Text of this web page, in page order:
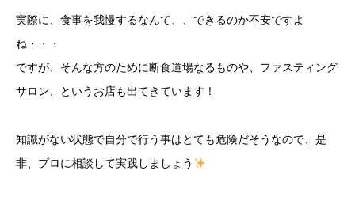
実際に、食事を我慢するなんて、、できるのか不安ですよ
ね・・・
ですが、そんな方のために断食道場なるものや、ファスティング
サロン、というお店も出てきています！
知識がない状態で自分で行う事はとても危険だそうなので、是
非、プロに相談して実践しましょう